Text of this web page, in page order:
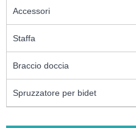
Accessori
Staffa
Braccio doccia
Spruzzatore per bidet